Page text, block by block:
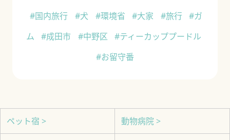
#国内旅行 #犬 #環境省 #大家 #旅行
#ガ
ム
#成田市 #中野区
#ティーカッププードル
#お留守番
ペット宿 > 動物病院 >